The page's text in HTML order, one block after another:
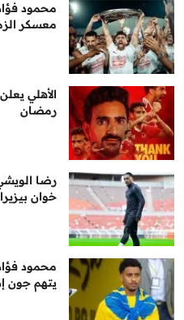
محمود
معسكر
الأهلي
رمضان
رضا
خوان
محمود
يتهم جون